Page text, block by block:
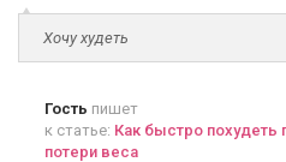
Хочу худеть
Гость пишет
к статье: Как быстро похудеть
потери веса